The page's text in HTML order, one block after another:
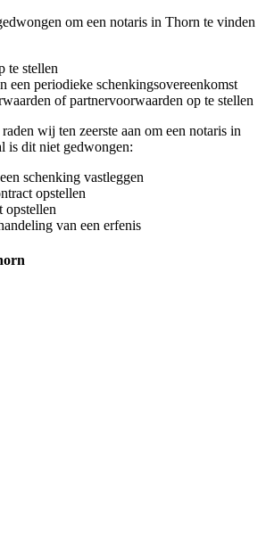
om een notaris in Thorn te vinden
te stellen
een periodieke schenkingsovereenkomst
of partnervoorwaarden op te stellen
wij ten zeerste aan om een notaris in
is dit niet gedwongen:
schenking vastleggen
opstellen
opstellen
van een erfenis